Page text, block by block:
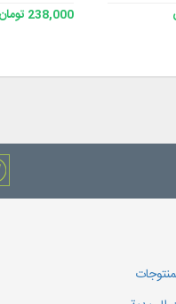
238,000 تومان